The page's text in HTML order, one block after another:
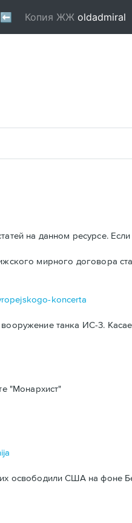
на данном ресурсе.
мирного договора
koncerta
танка ИС-3.
"Монархист"
освободили США на фоне